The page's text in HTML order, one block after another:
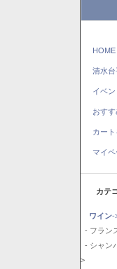
HOME
清水台
イベ
おす
カー
マイ
カテゴ
ワイン-
- フラン
- シャン
>